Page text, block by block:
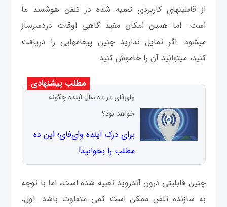
از قابلیت‎های کاربردی تعبیه شده در تلفن هوشمند ما
است. اما همین امکان مفید گاهی اوقات دردسرساز
می‎شود. اگر تمایل ندارید چنین پیغام‎هایی را دریافت
کنید، می‎توانید آن را خاموش كنيد.
مطلب پیشنهادی
وای‌فای در ده سال آینده چگونه
خواهد بود؟
برای درک آینده وای‌فای؛ این ده
مطلب را بخوانید!
چنین قابلیتی درون آندرويد تعبیه شده است، اما با توجه
به سازنده تلفن ممکن است کمی‎ متفاوت باشد. اول،